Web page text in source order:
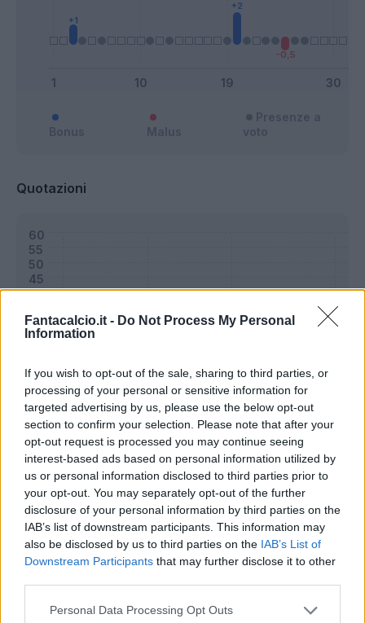
Fantacalcio.it - Do Not Process My Personal
Information
If you wish to opt-out of the sale, sharing to third parties, or
processing of your personal or sensitive information for
targeted advertising by us, please use the below opt-out
section to confirm your selection. Please note that after your
opt-out request is processed you may continue seeing
interest-based ads based on personal information utilized by
us or personal information disclosed to third parties prior to
your opt-out. You may separately opt-out of the further
disclosure of your personal information by third parties on the
IAB’s list of downstream participants. This information may
also be disclosed by us to third parties on the IAB’s List of
Downstream Participants that may further disclose it to other
Personal Data Processing Opt Outs
Bonus Malus
Presenze a
voto
Quotazioni
Classic Mantra
Riepilogo stagione
Titolare 7 - 25%
Squalificato 0 - 0